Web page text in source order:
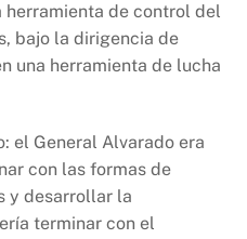
herramienta de control del
bajo la dirigencia de
una herramienta de lucha
el General Alvarado era
con las formas de
y desarrollar la
terminar con el